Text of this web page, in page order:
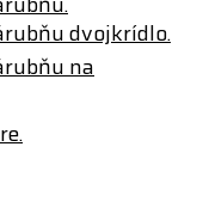
dvojkrídlo.
na